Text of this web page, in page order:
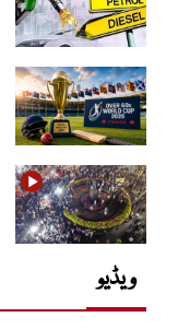
ویڈیو